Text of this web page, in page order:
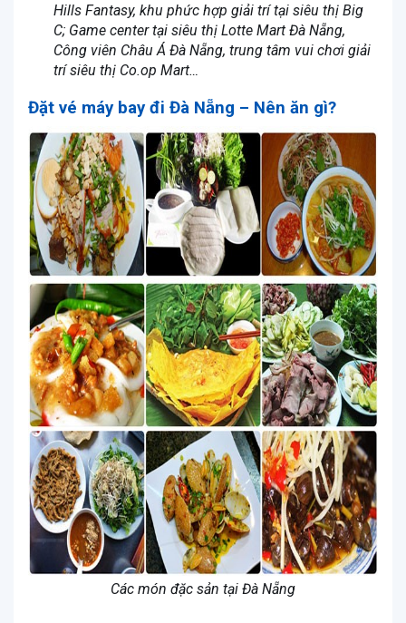
Hills Fantasy, khu phức hợp giải trí tại siêu thị Big
C; Game center tại siêu thị Lotte Mart Đà Nẵng,
Công viên Châu Á Đà Nẵng, trung tâm vui chơi giải
trí siêu thị Co.op Mart…
Đặt vé máy bay đi Đà Nẵng – Nên ăn gì?
Các món đặc sản tại Đà Nẵng